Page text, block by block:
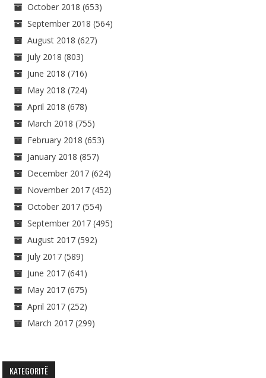
October 2018 (653)
September 2018 (564)
August 2018 (627)
July 2018 (803)
June 2018 (716)
May 2018 (724)
April 2018 (678)
March 2018 (755)
February 2018 (653)
January 2018 (857)
December 2017 (624)
November 2017 (452)
October 2017 (554)
September 2017 (495)
August 2017 (592)
July 2017 (589)
June 2017 (641)
May 2017 (675)
April 2017 (252)
March 2017 (299)
KATEGORITË